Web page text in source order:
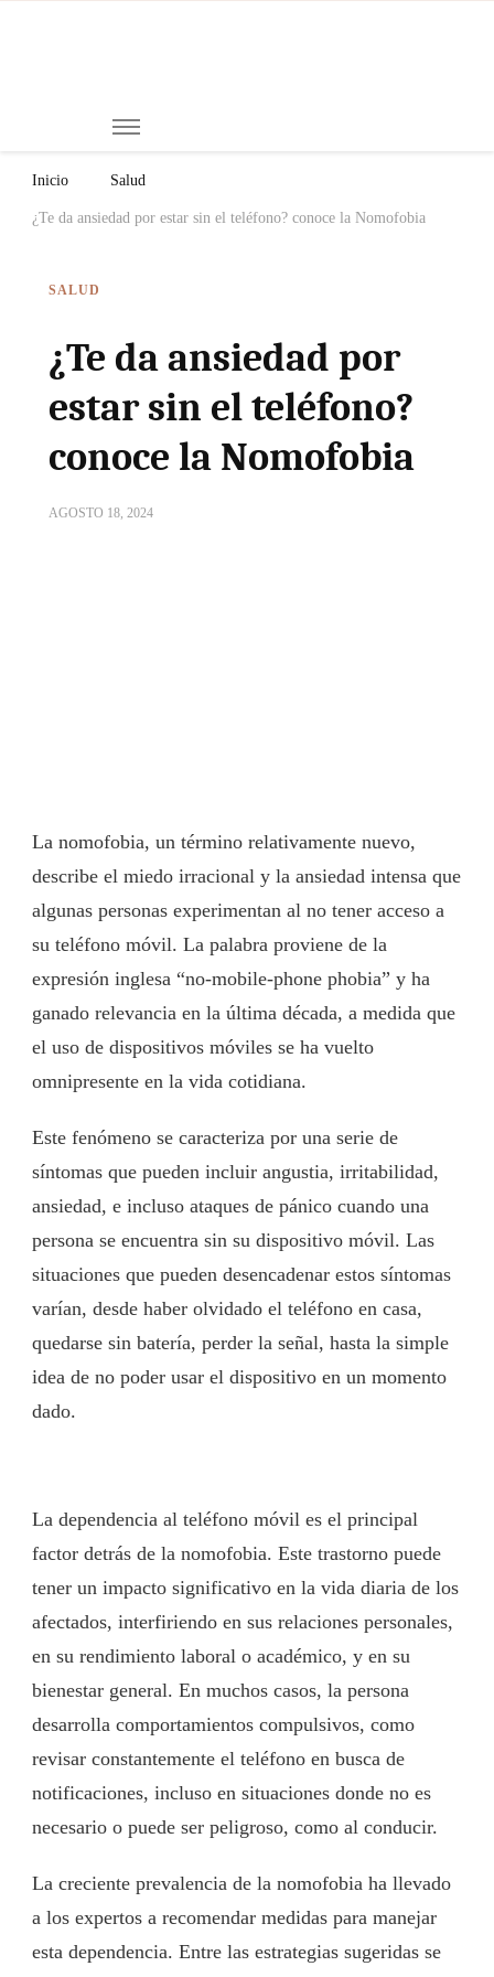
Inicio Salud
¿Te da ansiedad por estar sin el teléfono? conoce la Nomofobia
SALUD
¿Te da ansiedad por
estar sin el teléfono?
conoce la Nomofobia
AGOSTO 18, 2024
La nomofobia, un término relativamente nuevo,
describe el miedo irracional y la ansiedad intensa que
algunas personas experimentan al no tener acceso a
su teléfono móvil. La palabra proviene de la
expresión inglesa “no-mobile-phone phobia” y ha
ganado relevancia en la última década, a medida que
el uso de dispositivos móviles se ha vuelto
omnipresente en la vida cotidiana.
Este fenómeno se caracteriza por una serie de
síntomas que pueden incluir angustia, irritabilidad,
ansiedad, e incluso ataques de pánico cuando una
persona se encuentra sin su dispositivo móvil. Las
situaciones que pueden desencadenar estos síntomas
varían, desde haber olvidado el teléfono en casa,
quedarse sin batería, perder la señal, hasta la simple
idea de no poder usar el dispositivo en un momento
dado.
La dependencia al teléfono móvil es el principal
factor detrás de la nomofobia. Este trastorno puede
tener un impacto significativo en la vida diaria de los
afectados, interfiriendo en sus relaciones personales,
en su rendimiento laboral o académico, y en su
bienestar general. En muchos casos, la persona
desarrolla comportamientos compulsivos, como
revisar constantemente el teléfono en busca de
notificaciones, incluso en situaciones donde no es
necesario o puede ser peligroso, como al conducir.
La creciente prevalencia de la nomofobia ha llevado
a los expertos a recomendar medidas para manejar
esta dependencia. Entre las estrategias sugeridas se